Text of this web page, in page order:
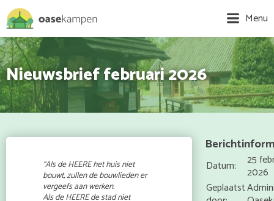
Menu
Nieuwsbrief februari 2026
“Als de HEERE het huis niet
bouwt, zullen de bouwlieden er
vergeefs aan werken.
Als de HEERE de stad niet
Datum: 25
2026
Geplaatst